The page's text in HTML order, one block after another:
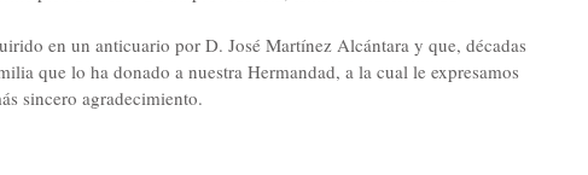
en un anticuario por D. José Martínez Alcántara y que, décadas
que lo ha donado a nuestra Hermandad, a la cual le expresamos
sincero agradecimiento.